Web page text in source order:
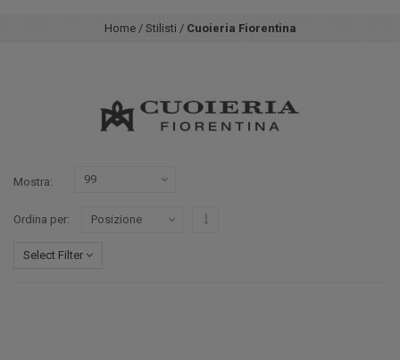
Home / Stilisti / Cuoieria Fiorentina
Mostra
Ordina per
Select Filter